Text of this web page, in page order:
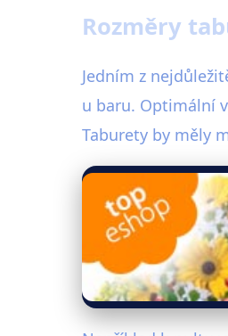
Rozměry
Jedním z
u baru. Optimální
Taburety by měly